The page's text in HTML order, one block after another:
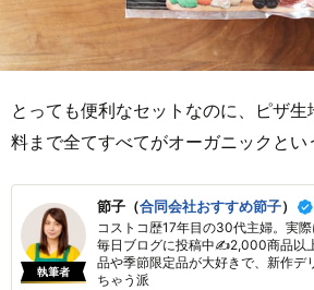
とっても便利なセットなのに、ピザ
料まで全てすべてがオーガニックとい
執筆者
節子（合同会社おすすめ節子）
コストコ歴17年目の30代主婦。実
毎日ブログに投稿中✍2,000商品以
品や季節限定品が大好きで、新作デ
ちゃう派